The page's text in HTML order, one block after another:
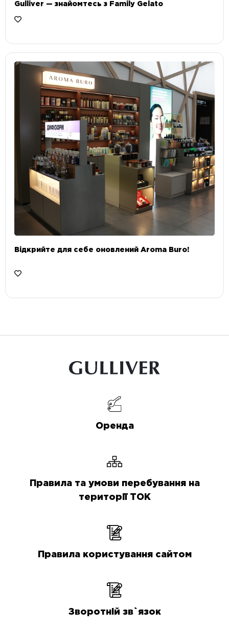
Gulliver — знайомтесь з Family Gelato
Відкрийте для себе оновлений Aroma Buro! ⠀
Оренда
Правила та умови перебування на
території ТОК
Правила користування сайтом
Зворотній зв`язок